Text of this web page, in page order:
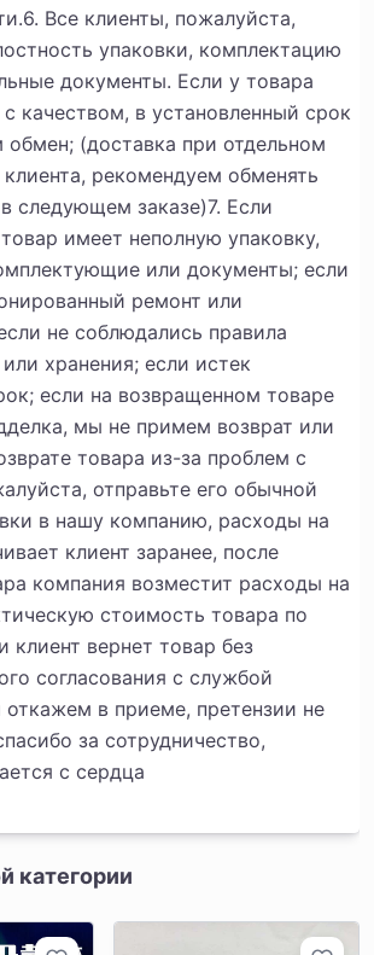
6. Все клиенты, пожалуйста,
упаковки, комплектацию
документы. Если у товара
качеством, в установленный срок
(доставка при отдельном
рекомендуем обменять
следующем заказе)7. Если
имеет неполную упаковку,
или документы; если
ремонт или
не соблюдались правила
хранения; если истек
если на возвращенном товаре
мы не примем возврат или
товара из-за проблем с
отправьте его обычной
в нашу компанию, расходы на
клиент заранее, после
компания возместит расходы на
стоимость товара по
клиент вернет товар без
согласования с службой
в приеме, претензии не
за сотрудничество,
с сердца
категории